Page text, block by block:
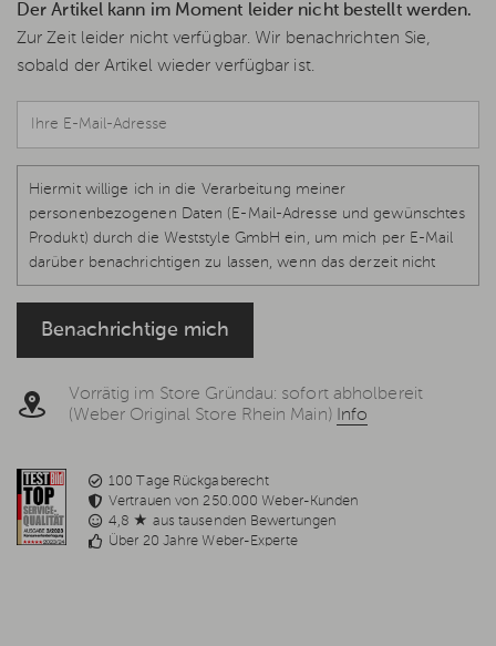
Der Artikel kann im Moment leider nicht bestellt werden.
Zur Zeit leider nicht verfügbar. Wir benachrichten Sie,
sobald der Artikel wieder verfügbar ist.
Hiermit willige ich in die Verarbeitung meiner
personenbezogenen Daten (E-Mail-Adresse und gewünschtes
Produkt) durch die Weststyle GmbH ein, um mich per E-Mail
darüber benachrichtigen zu lassen, wenn das derzeit nicht
verfügbare Produkt wieder vorrätig und lieferbar ist.
7 DS-GVO, welche jederzeit per E-Mail
widerrufen werden kann, um keine weiteren E-Mails zu
erhalten. Weitere Informationen in derDatenschutzerklärung
Benachrichtige mich
Vorrätig im Store Gründau: sofort abholbereit
(Weber Original Store Rhein Main) Info
100 Tage Rückgaberecht
Vertrauen von 250.000 Weber-Kunden
4,8 ★ aus tausenden Bewertungen
Über 20 Jahre Weber-Experte